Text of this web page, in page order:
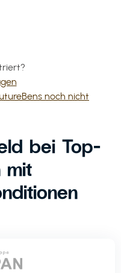
noch nicht
bei Top-
mit